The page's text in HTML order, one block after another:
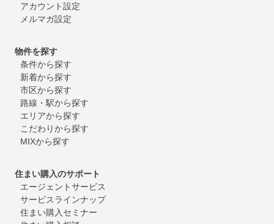
アカウント設定
メルマガ設定
物件を探す
条件から探す
新着から探す
市区から探す
路線・駅から探す
エリアから探す
こだわりから探す
MIXから探す
住まい購入のサポート
エージェントサービス
サービスラインナップ
住まい購入セミナー